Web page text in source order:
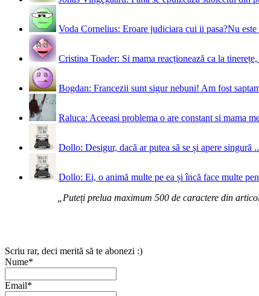
Voda Cornelius: Eroare judiciara cui ii pasa?Nu
Cristina Toader: Si mama reacționează ca la
Bogdan: Francezii sunt sigur nebuni! Am fost
Raluca: Aceeasi problema o are constant si mama
Dollo: Desigur, dacă ar putea să se și apere singură
Dollo: Ei, o animă multe pe ea și încă face multe
„Puteți prelua maximum 500 de caractere din
Scriu rar, deci merită să te abonezi :)
Nume*
Email*